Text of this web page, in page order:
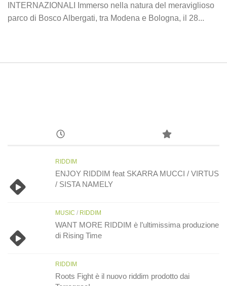
INTERNAZIONALI Immerso nella natura del meraviglioso
parco di Bosco Albergati, tra Modena e Bologna, il 28...
RIDDIM
ENJOY RIDDIM feat SKARRA MUCCI / VIRTUS
/ SISTA NAMELY
MUSIC / RIDDIM
WANT MORE RIDDIM è l’ultimissima produzione
di Rising Time
RIDDIM
Roots Fight è il nuovo riddim prodotto dai